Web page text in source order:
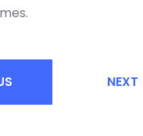
NEXT